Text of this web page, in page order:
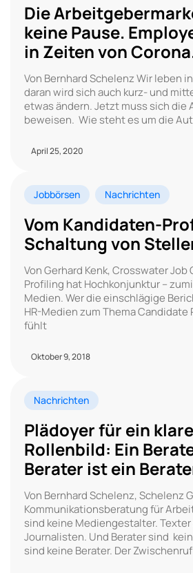
Die
keine Pause.
in Zeiten von
Von Bernhard Schelenz Wir leben
daran wird sich auch kurz- und
etwas ändern. Jetzt muss sich die
beweisen. Wie steht es um die
April 25, 2020
Jobbörsen Nachrichten
Vom Kandidaten-
Schaltung von
Von Gerhard Kenk, Crosswater
Profiling hat Hochkonjunktur –
Medien. Wer die einschlägige
HR-Medien zum Thema
fühlt
Oktober 9, 2018
Nachrichten
Plädoyer für ein
Rollenbild: Ein
Berater ist ein
Von Bernhard Schelenz, Schelenz
Kommunikationsberatung für
sind keine Mediengestalter.
Journalisten. Und Berater sind
sind keine Berater. Der